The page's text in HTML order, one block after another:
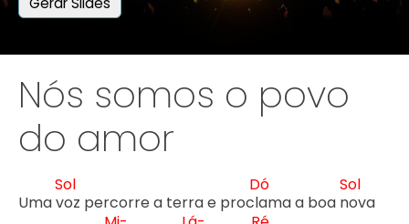
Nós somos o povo
do amor
Uma v
Sol
oz percorre a terra e procl
Dó
ama a boa n
Sol
ova